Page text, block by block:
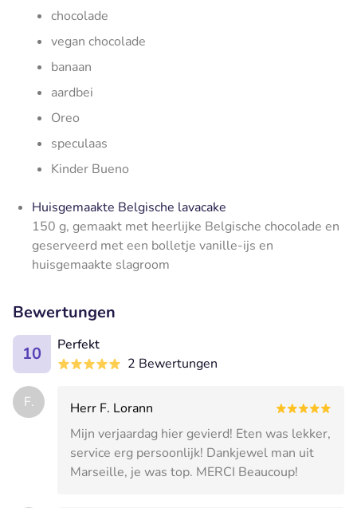
chocolade
vegan chocolade
banaan
aardbei
Oreo
speculaas
Kinder Bueno
Huisgemaakte Belgische lavacake
150 g, gemaakt met heerlijke Belgische chocolade en
geserveerd met een bolletje vanille-ijs en
huisgemaakte slagroom
Bewertungen
10
Perfekt
2 Bewertungen
F.
Herr F. Lorann
Mijn verjaardag hier gevierd! Eten was lekker,
service erg persoonlijk! Dankjewel man uit
Marseille, je was top. MERCI Beaucoup!